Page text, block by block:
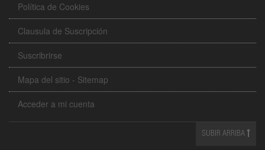
Política de Cookies
Clausula de Suscripción
Suscribrirse
Mapa del sitio - Sitemap
Acceder a mi cuenta
SUBIR ARRIBA